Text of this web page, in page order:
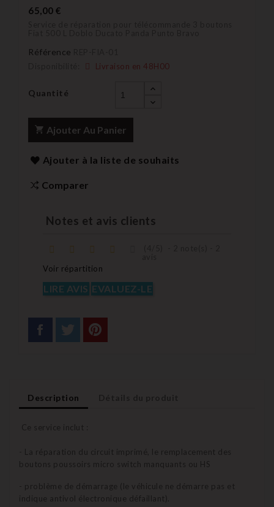
65,00 €
Référence
Livraison en 48H00
Quantité
Ajouter Au Panier
Ajouter à la liste de souhaits
Comparer
Notes et avis clients
Voir répartition
LIRE AVIS EVALUEZ-LE
Description
Ce service inclut :
- La réparation du circuit imprimé, le remplacement des
boutons poussoirs micro switch manquants ou HS
- problème de démarrage (le véhicule ne démarre pas et
indique antivol électronique défaillant).